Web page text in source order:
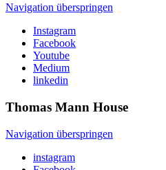
Navigation überspringen
Instagram
Facebook
Youtube
Medium
linkedin
Thomas Mann House
Navigation überspringen
instagram